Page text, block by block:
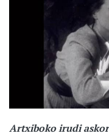
Artxiboko irudi